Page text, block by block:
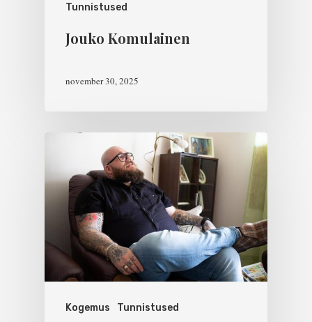
Tunnistused
Jouko Komulainen
november 30, 2025
Kogemus Tunnistused